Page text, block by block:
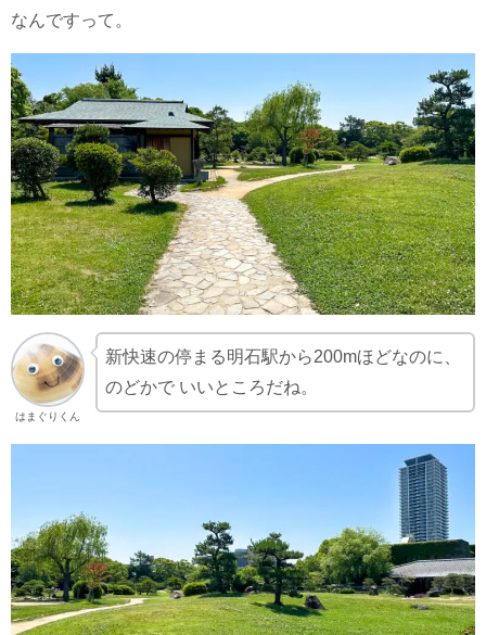
なんですって。
はまぐりくん
新快速の停まる明石駅から200mほどなのに、
のどかで いいところだね。